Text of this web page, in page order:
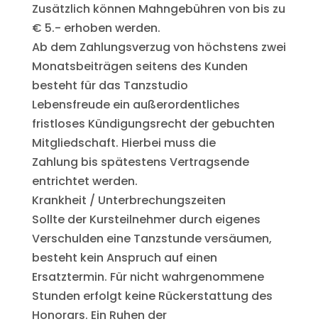
Zusätzlich können Mahngebühren von bis zu
€ 5.- erhoben werden.
Ab dem Zahlungsverzug von höchstens zwei
Monatsbeiträgen seitens des Kunden
besteht für das Tanzstudio
Lebensfreude ein außerordentliches
fristloses Kündigungsrecht der gebuchten
Mitgliedschaft. Hierbei muss die
Zahlung bis spätestens Vertragsende
entrichtet werden.
Krankheit / Unterbrechungszeiten
Sollte der Kursteilnehmer durch eigenes
Verschulden eine Tanzstunde versäumen,
besteht kein Anspruch auf einen
Ersatztermin. Für nicht wahrgenommene
Stunden erfolgt keine Rückerstattung des
Honorars. Ein Ruhen der